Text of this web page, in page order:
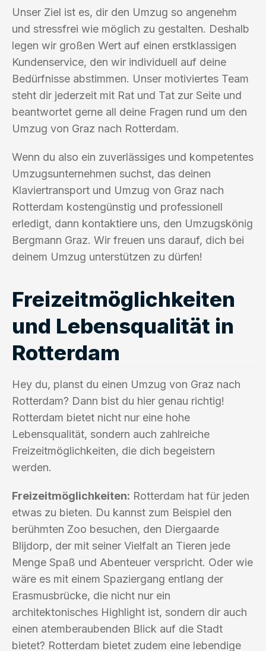
Unser Ziel ist es, dir den Umzug so angenehm
und stressfrei wie möglich zu gestalten. Deshalb
legen wir großen Wert auf einen erstklassigen
Kundenservice, den wir individuell auf deine
Bedürfnisse abstimmen. Unser motiviertes Team
steht dir jederzeit mit Rat und Tat zur Seite und
beantwortet gerne all deine Fragen rund um den
Umzug von Graz nach Rotterdam.
Wenn du also ein zuverlässiges und kompetentes
Umzugsunternehmen suchst, das deinen
Klaviertransport und Umzug von Graz nach
Rotterdam kostengünstig und professionell
erledigt, dann kontaktiere uns, den Umzugskönig
Bergmann Graz. Wir freuen uns darauf, dich bei
deinem Umzug unterstützen zu dürfen!
Freizeitmöglichkeiten
und Lebensqualität in
Rotterdam
Hey du, planst du einen Umzug von Graz nach
Rotterdam? Dann bist du hier genau richtig!
Rotterdam bietet nicht nur eine hohe
Lebensqualität, sondern auch zahlreiche
Freizeitmöglichkeiten, die dich begeistern
werden.
Freizeitmöglichkeiten: Rotterdam hat für jeden
etwas zu bieten. Du kannst zum Beispiel den
berühmten Zoo besuchen, den Diergaarde
Blijdorp, der mit seiner Vielfalt an Tieren jede
Menge Spaß und Abenteuer verspricht. Oder wie
wäre es mit einem Spaziergang entlang der
Erasmusbrücke, die nicht nur ein
architektonisches Highlight ist, sondern dir auch
einen atemberaubenden Blick auf die Stadt
bietet? Rotterdam bietet zudem eine lebendige